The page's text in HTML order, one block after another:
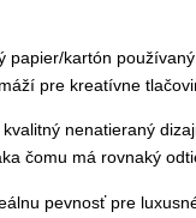
papier/kartón
pre kreatívne
nenatieraný
čomu má rovnaký
pevnosť pre